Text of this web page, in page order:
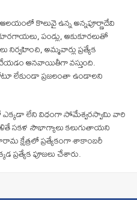
కొలువై ఉన్న అన్నపూర్ణాదేవి
పండ్లు, ఆకుకూరలుతో
అమ్మవార్లు ప్రత్యేక
ఆనవాయితీగా వస్తుంది.
లేకుండా ప్రజలంతా ఉండాలని
ఎక్కడా లేని విధంగా సోమేశ్వరస్వామి వారి
సకళ సౌభాగ్యాలు కలుగుతాయని
క్షేత్రలో ప్రత్యేకంగా శాకాంబరీ
ప్రత్యేక పూజలు చేశారు.